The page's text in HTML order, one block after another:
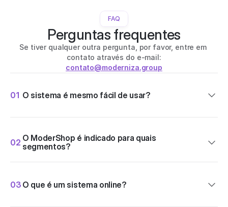
FAQ
Perguntas frequentes
Se tiver qualquer outra pergunta, por favor, entre em
contato através do e-mail:
contato@moderniza.group
01 O sistema é mesmo fácil de usar?
02 O ModerShop é indicado para quais
segmentos?
03 O que é um sistema online?